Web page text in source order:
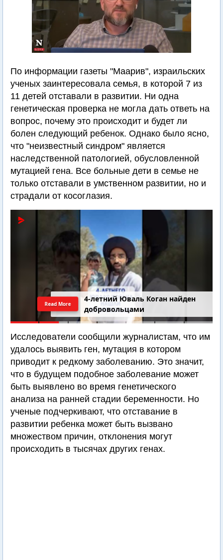
По информации газеты "Маарив", израильских
ученых заинтересовала семья, в которой 7 из
11 детей отставали в развитии. Ни одна
генетическая проверка не могла дать ответь на
вопрос, почему это происходит и будет ли
болен следующий ребенок. Однако было ясно,
что "неизвестный синдром" является
наследственной патологией, обусловленной
мутацией гена. Все больные дети в семье не
только отставали в умственном развитии, но и
страдали от косоглазия.
4-летний Юваль Коган найден
добровольцами
Read More
Исследователи сообщили журналистам, что им
удалось выявить ген, мутация в котором
приводит к редкому заболеванию. Это значит,
что в будущем подобное заболевание может
быть выявлено во время генетического
анализа на ранней стадии беременности. Но
ученые подчеркивают, что отставание в
развитии ребенка может быть вызвано
множеством причин, отклонения могут
происходить в тысячах других генах.